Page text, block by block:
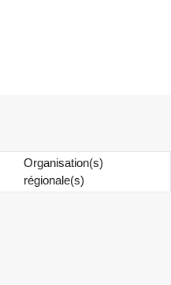
Organisation(s)
régionale(s)